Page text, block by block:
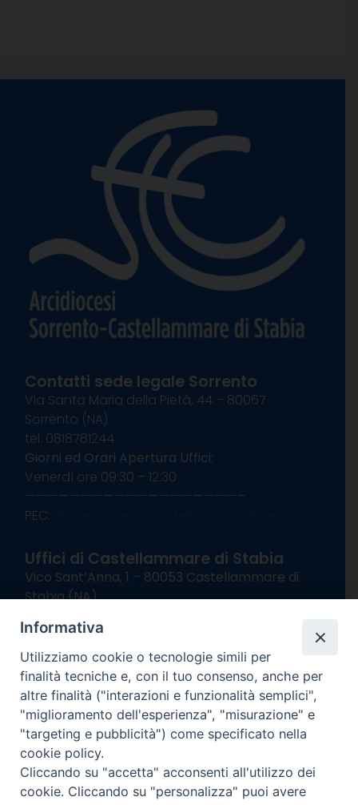
Contatti sede legale Sorrento
Via Santa Maria della Pietà, 44 – 80067
Sorrento (NA)
tel. 0818781244
Giorni ed Orari Apertura Uffici:
Venerdì ore 09:30 – 12:30
———————————————————–
PEC:
Uffici di Castellammare di Stabia
Vico Sant’Anna, 1 – 80053 Castellammare di
Stabia (NA)
Giorni ed Orari Apertura Uffici:
Lunedì e Mercoledì ore 09:00 – 13:00
Uffici Matrimoni:
Lunedì e Mercoledì ore 09:30 – 12:30
seguici su
Channel
Informativa
Utilizziamo cookie o tecnologie simili per
finalità tecniche e, con il tuo consenso, anche per
altre finalità ("interazioni e funzionalità semplici",
"miglioramento dell'esperienza", "misurazione" e
"targeting e pubblicità") come specificato nella
cookie policy.
Cliccando su "accetta" acconsenti all'utilizzo dei
cookie. Cliccando su "personalizza" puoi avere